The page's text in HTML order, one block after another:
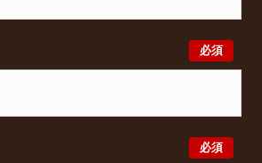
必須
必須